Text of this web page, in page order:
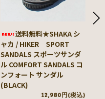
送料無料★SHAKA シ
ャカ / HIKER SPORT
SANDALS スポーツサンダ
ル COMFORT SANDALS コ
ンフォート サンダル
(BLACK)
12,980円(税込)